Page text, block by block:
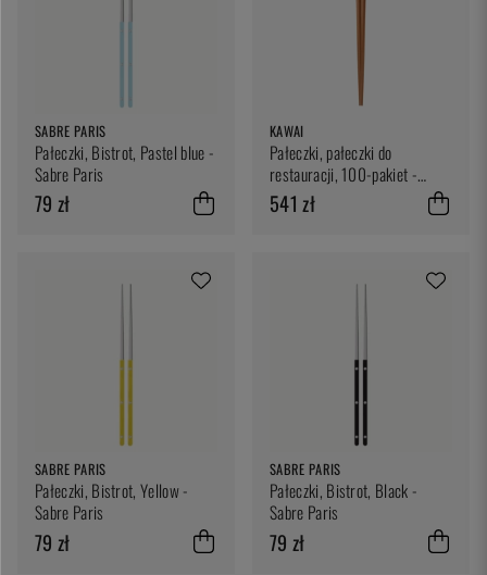
SABRE PARIS
Pałeczki, Bistrot, Pastel blue -
Sabre Paris
79 zł
KAWAI
Pałeczki, pałeczki do
restauracji, 100-pakiet -
Kawai
541 zł
SABRE PARIS
Pałeczki, Bistrot, Yellow -
Sabre Paris
79 zł
SABRE PARIS
Pałeczki, Bistrot, Black -
Sabre Paris
79 zł